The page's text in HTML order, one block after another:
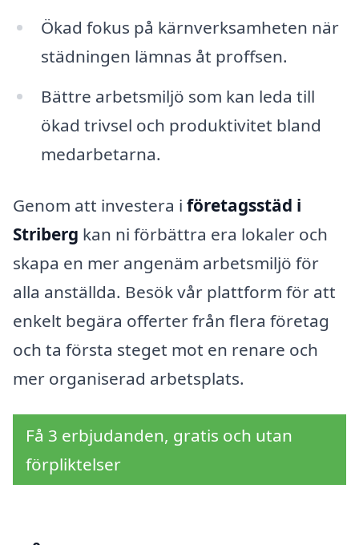
Ökad fokus på kärnverksamheten när
städningen lämnas åt proffsen.
Bättre arbetsmiljö som kan leda till
ökad trivsel och produktivitet bland
medarbetarna.
Genom att investera i företagsstäd i
Striberg kan ni förbättra era lokaler och
skapa en mer angenäm arbetsmiljö för
alla anställda. Besök vår plattform för att
enkelt begära offerter från flera företag
och ta första steget mot en renare och
mer organiserad arbetsplats.
Få 3 erbjudanden, gratis och utan
förpliktelser